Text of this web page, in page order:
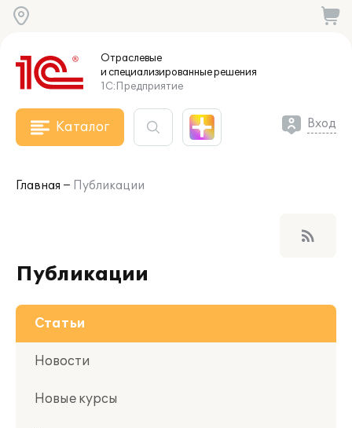
Отраслевые
и специализированныерешения
1С:Предприятие
Каталог Вход
Главная Публикации
Публикации
rss_feed
Новости
Статьи
Новые курсы